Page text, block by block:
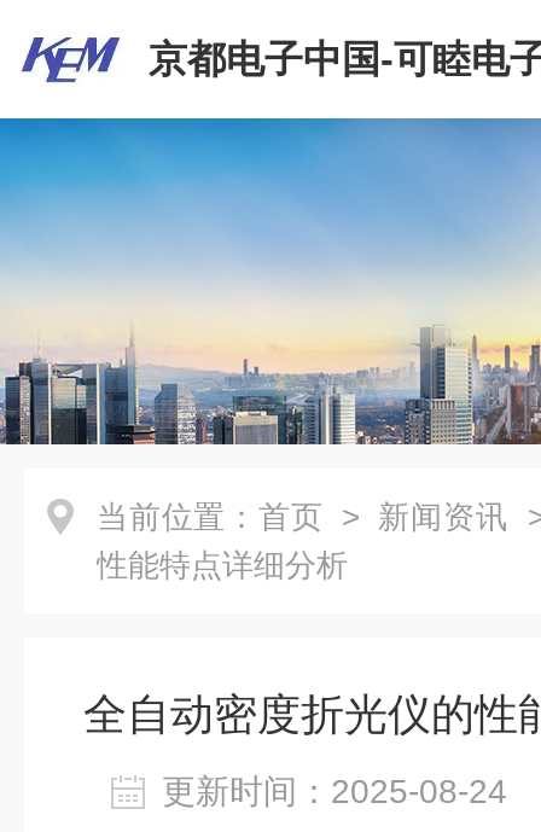
京都电子中国-可睦电
商贸有限公司
当前位置： 首页 > 新闻资讯
性能特点详细分析
全自动密度折光仪的性
更新时间：2025-08-